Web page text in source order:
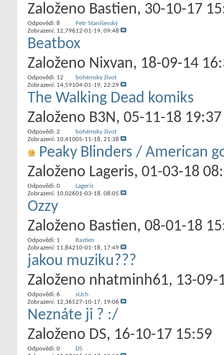
Založeno Bastien‎, 30-10-17
Odpovědi: 8
Zobrazení: 12,796
Petr Staniševský
12-01-19, 09:48
Beatbox
Založeno Nixvan‎, 18-09-14
Odpovědi: 12
Zobrazení: 14,591
bohémsky život
04-01-19, 22:29
The Walking Dead komiks
Založeno B3N‎, 05-11-18 19:37
Odpovědi: 2
Zobrazení: 10,410
bohémsky život
05-11-18, 21:38
Peaky Blinders / American
Založeno Lageris‎, 01-03-18
Odpovědi: 0
Zobrazení: 10,026
Lageris
01-03-18, 08:05
Ozzy
Založeno Bastien‎, 08-01-18
Odpovědi: 1
Zobrazení: 11,842
Bastien
10-01-18, 17:49
jakou muziku???
Založeno nhatminh61‎, 13-09-
Odpovědi: 6
Zobrazení: 12,365
sUch
27-10-17, 19:06
Neznáte ji ? :/
Založeno DS‎, 16-10-17 15:59
Odpovědi: 0
DS